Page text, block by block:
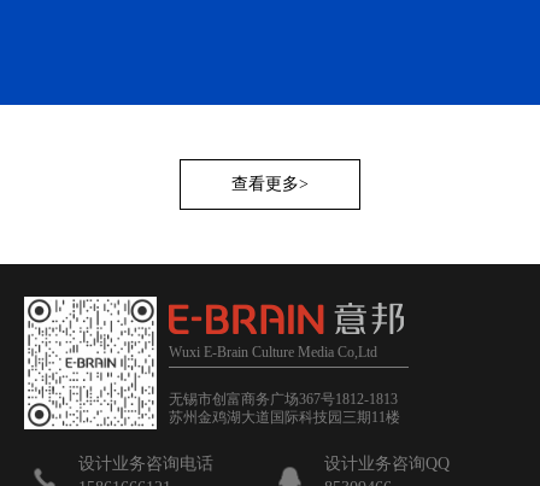
查看更多>
Wuxi E-Brain Culture Media Co,Ltd
无锡市创富商务广场367号1812-1813
苏州金鸡湖大道国际科技园三期11楼
设计业务咨询电话
设计业务咨询QQ